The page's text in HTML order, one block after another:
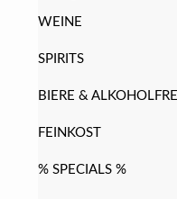
WEINE
SPIRITS
BIERE &
FEINKOST
% SPECIALS %